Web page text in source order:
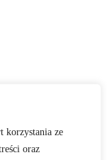
korzystania ze
oraz